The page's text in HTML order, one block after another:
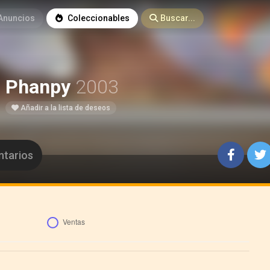
Coleccionables Buscar...
Phanpy2003
Añadir a la lista de deseos